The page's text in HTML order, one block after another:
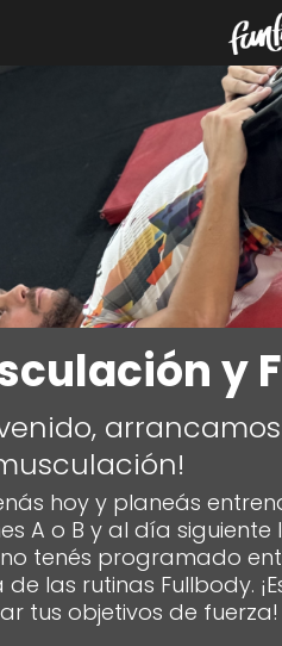
y
hoy y planeás
A o B y al día
tenés programado
las rutinas Fullbody.
tus objetivos de fuerza!